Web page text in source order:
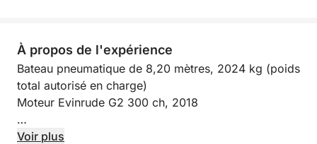
À propos de l'expérience
Bateau pneumatique de 8,20 mètres, 2024 kg (poids
total autorisé en charge)
Moteur Evinrude G2 300 ch, 2018
Bateau pneumatique impeccablement entretenu,
Voir plus